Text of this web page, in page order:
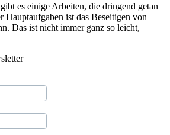
es einige Arbeiten, die dringend getan
Hauptaufgaben ist das Beseitigen von
Das ist nicht immer ganz so leicht,